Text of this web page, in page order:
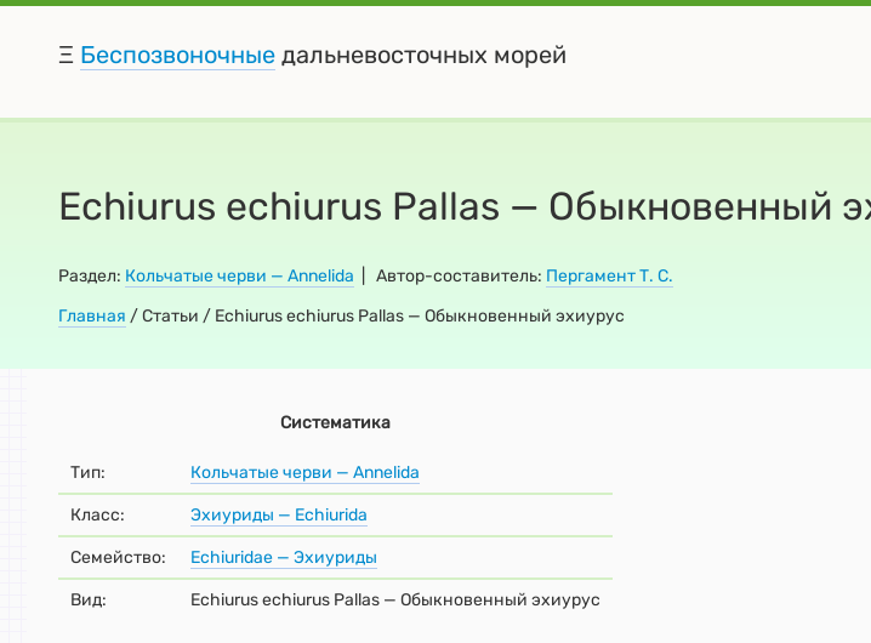
Ξ Беспозвоночные дальневосточных морей
Echiurus echiurus Pallas — Обыкновенный
Раздел: Кольчатые черви — Annelida | Автор-составитель: Пергамент Т. С.
Главная /Статьи / Echiurus echiurus Pallas — Обыкновенный эхиурус
Систематика
Тип: Кольчатые черви — Annelida
Класс: Эхиуриды — Echiuridа
Семейство: Echiuridae — Эхиуриды
Вид: Echiurus echiurus Pallas — Обыкновенный эхиурус